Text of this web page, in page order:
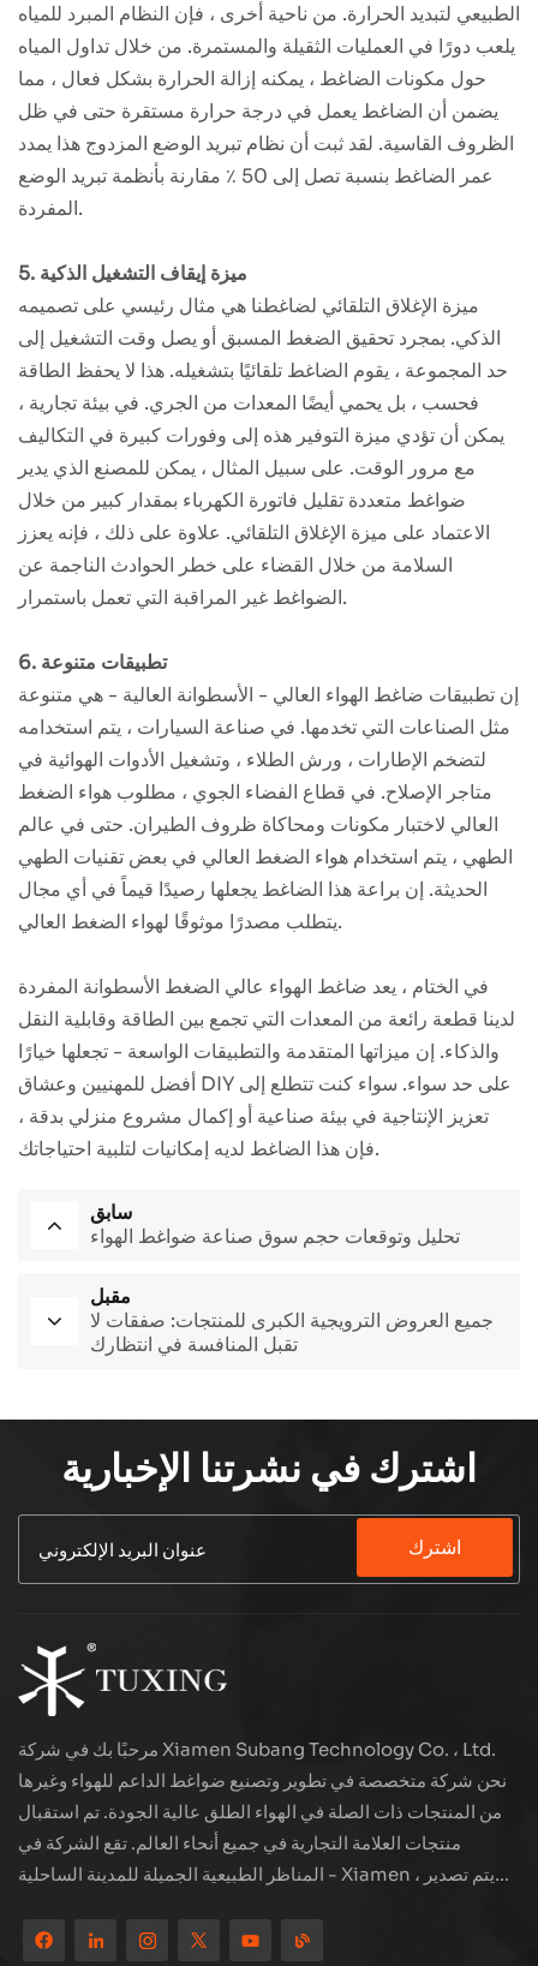
الطبيعي لتبديد الحرارة. من ناحية أخرى ، فإن النظام المبرد للمياه
يلعب دورًا في العمليات الثقيلة والمستمرة. من خلال تداول المياه
حول مكونات الضاغط ، يمكنه إزالة الحرارة بشكل فعال ، مما
يضمن أن الضاغط يعمل في درجة حرارة مستقرة حتى في ظل
الظروف القاسية. لقد ثبت أن نظام تبريد الوضع المزدوج هذا يمدد
عمر الضاغط بنسبة تصل إلى 50 ٪ مقارنة بأنظمة تبريد الوضع
المفردة.
5. ميزة إيقاف التشغيل الذكية
ميزة الإغلاق التلقائي لضاغطنا هي مثال رئيسي على تصميمه
الذكي. بمجرد تحقيق الضغط المسبق أو يصل وقت التشغيل إلى
حد المجموعة ، يقوم الضاغط تلقائيًا بتشغيله. هذا لا يحفظ الطاقة
فحسب ، بل يحمي أيضًا المعدات من الجري. في بيئة تجارية ،
يمكن أن تؤدي ميزة التوفير هذه إلى وفورات كبيرة في التكاليف
مع مرور الوقت. على سبيل المثال ، يمكن للمصنع الذي يدير
ضواغط متعددة تقليل فاتورة الكهرباء بمقدار كبير من خلال
الاعتماد على ميزة الإغلاق التلقائي. علاوة على ذلك ، فإنه يعزز
السلامة من خلال القضاء على خطر الحوادث الناجمة عن
الضواغط غير المراقبة التي تعمل باستمرار.
6. تطبيقات متنوعة
إن تطبيقات ضاغط الهواء العالي - الأسطوانة العالية - هي متنوعة
مثل الصناعات التي تخدمها. في صناعة السيارات ، يتم استخدامه
لتضخم الإطارات ، ورش الطلاء ، وتشغيل الأدوات الهوائية في
متاجر الإصلاح. في قطاع الفضاء الجوي ، مطلوب هواء الضغط
العالي لاختبار مكونات ومحاكاة ظروف الطيران. حتى في عالم
الطهي ، يتم استخدام هواء الضغط العالي في بعض تقنيات الطهي
الحديثة. إن براعة هذا الضاغط يجعلها رصيدًا قيماً في أي مجال
يتطلب مصدرًا موثوقًا لهواء الضغط العالي.
في الختام ، يعد ضاغط الهواء عالي الضغط الأسطوانة المفردة
لدينا قطعة رائعة من المعدات التي تجمع بين الطاقة وقابلية النقل
والذكاء. إن ميزاتها المتقدمة والتطبيقات الواسعة - تجعلها خيارًا
أفضل للمهنيين وعشاق DIY على حد سواء. سواء كنت تتطلع إلى
تعزيز الإنتاجية في بيئة صناعية أو إكمال مشروع منزلي بدقة ،
فإن هذا الضاغط لديه إمكانيات لتلبية احتياجاتك.
سابق
تحليل وتوقعات حجم سوق صناعة ضواغط الهواء
مقبل
جميع العروض الترويجية الكبرى للمنتجات: صفقات لا
تقبل المنافسة في انتظارك
اشترك في نشرتنا الإخبارية
اشترك
مرحبًا بك في شركة Xiamen Subang Technology Co. ، Ltd.
نحن شركة متخصصة في تطوير وتصنيع ضواغط الداعم للهواء وغيرها
من المنتجات ذات الصلة في الهواء الطلق عالية الجودة. تم استقبال
منتجات العلامة التجارية في جميع أنحاء العالم. تقع الشركة في
المناظر الطبيعية الجميلة للمدينة الساحلية - Xiamen ، يتم تصدير
دولية واسعة. لدى Subang Technology فريق مبيعات محترف